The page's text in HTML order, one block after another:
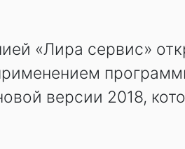
«Лира сервис»
версии 2018,